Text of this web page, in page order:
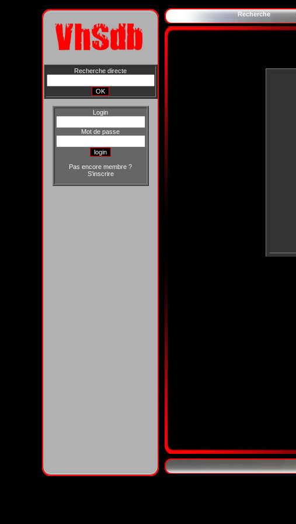
Recherche directe
Login
Mot de passe
Pas encore membre ?
S'inscrire
Recherche